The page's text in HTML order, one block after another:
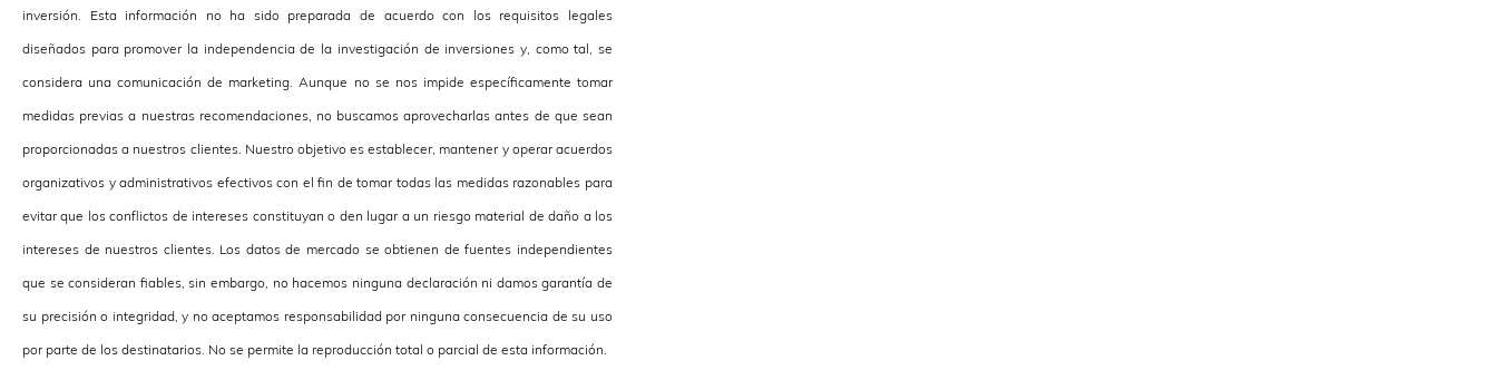
inversión. Esta información no ha sido preparada de acuerdo con los requisitos legales
diseñados para promover la independencia de la investigación de inversiones y, como tal, se
considera una comunicación de marketing. Aunque no se nos impide específicamente tomar
medidas previas a nuestras recomendaciones, no buscamos aprovecharlas antes de que sean
proporcionadas a nuestros clientes. Nuestro objetivo es establecer, mantener y operar acuerdos
organizativos y administrativos efectivos con el fin de tomar todas las medidas razonables para
evitar que los conflictos de intereses constituyan o den lugar a un riesgo material de daño a los
intereses de nuestros clientes. Los datos de mercado se obtienen de fuentes independientes
que se consideran fiables, sin embargo, no hacemos ninguna declaración ni damos garantía de
su precisión o integridad, y no aceptamos responsabilidad por ninguna consecuencia de su uso
por parte de los destinatarios. No se permite la reproducción total o parcial de esta información.